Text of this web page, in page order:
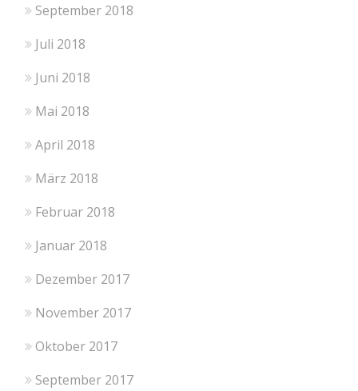
September 2018
Juli 2018
Juni 2018
Mai 2018
April 2018
März 2018
Februar 2018
Januar 2018
Dezember 2017
November 2017
Oktober 2017
September 2017